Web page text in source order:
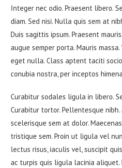
Integer nec odio. Praesent libero.
diam. Sed nisi. Nulla quis sem at
Duis sagittis ipsum. Praesent
augue semper porta. Mauris
eget nulla. Class aptent taciti
conubia nostra, per inceptos
Curabitur sodales ligula in libero.
Curabitur tortor. Pellentesque nibh.
scelerisque sem at dolor.
tristique sem. Proin ut ligula vel
lectus risus, iaculis vel, suscipit
ac turpis quis ligula lacinia aliquet.